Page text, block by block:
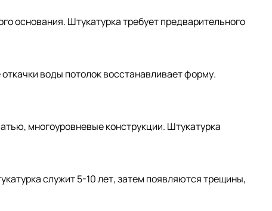
основания. Штукатурка требует предварительного
воды потолок восстанавливает форму.
многоуровневые конструкции. Штукатурка
служит 5-10 лет, затем появляются трещины,